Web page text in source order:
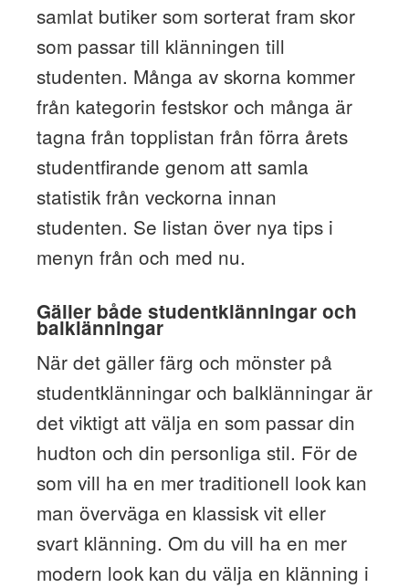
samlat butiker som sorterat fram skor
som passar till klänningen till
studenten. Många av skorna kommer
från kategorin festskor och många är
tagna från topplistan från förra årets
studentfirande genom att samla
statistik från veckorna innan
studenten. Se listan över nya tips i
menyn från och med nu.
Gäller både studentklänningar och
balklänningar
När det gäller färg och mönster på
studentklänningar och balklänningar är
det viktigt att välja en som passar din
hudton och din personliga stil. För de
som vill ha en mer traditionell look kan
man överväga en klassisk vit eller
svart klänning. Om du vill ha en mer
modern look kan du välja en klänning i